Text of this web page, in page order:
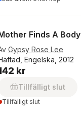
Finds A Body
Gypsy Rose Lee
Engelska, 2012
kr
Tillfälligt slut
Tillfälligt slut